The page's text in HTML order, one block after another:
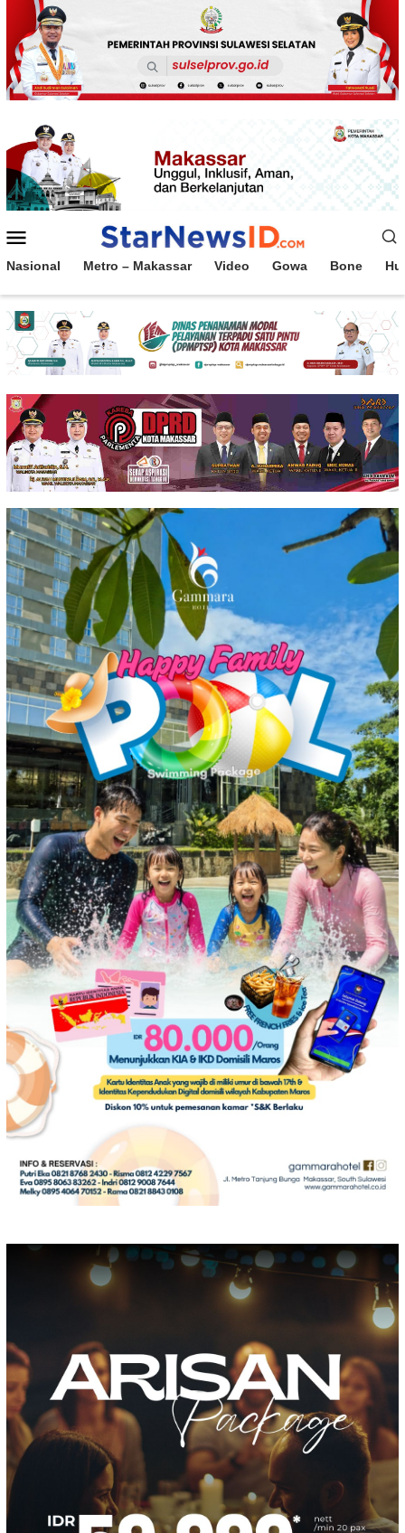
Loncat
konten
Mobile
Nasional Metro – Makassar Video Gowa Bone